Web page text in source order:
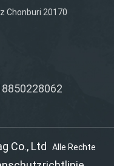
Chonburi 20170
Co., Ltd
Alle Rechte